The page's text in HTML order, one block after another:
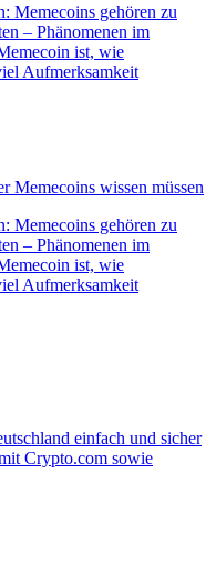
Memecoins gehören zu
– Phänomenen im
ist, wie
Aufmerksamkeit
Memecoins wissen müssen
Memecoins gehören zu
– Phänomenen im
ist, wie
Aufmerksamkeit
einfach und sicher
Crypto.com sowie